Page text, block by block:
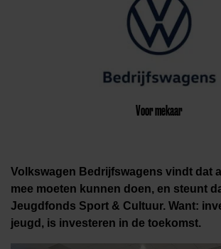
Voor mekaar
Volkswagen Bedrijfswagens vindt dat
mee moeten kunnen doen, en steunt
Jeugdfonds Sport & Cultuur. Want:
jeugd, is investeren in de toekomst.